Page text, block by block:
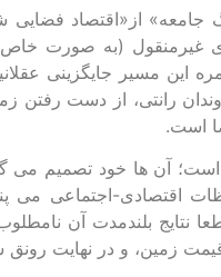
جامعه» از«اقتصاد
غیرمنقول (به صورت خاص
این مسیر جایگزینی
رانتی، از دست رفتن
است.
آن‌ ها خود تصمیم ‌می
اقتصادی-اجتماعی می
نتایج بلندمدت آن
زمین، و در نهایت